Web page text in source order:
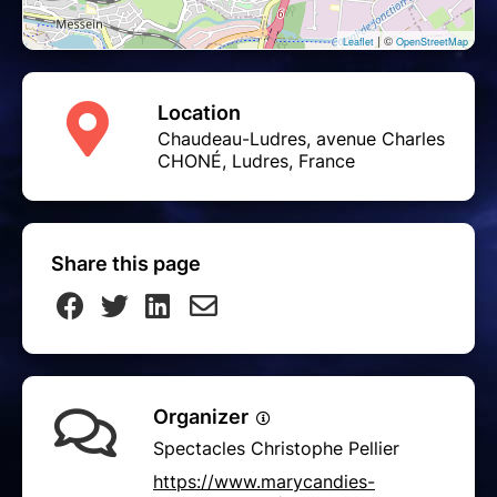
Leaflet | ©OpenStreetMap
Location
Chaudeau-Ludres, avenue Charles
CHONÉ, Ludres, France
Share this page
Organizer
Spectacles Christophe Pellier
https://www.marycandies-